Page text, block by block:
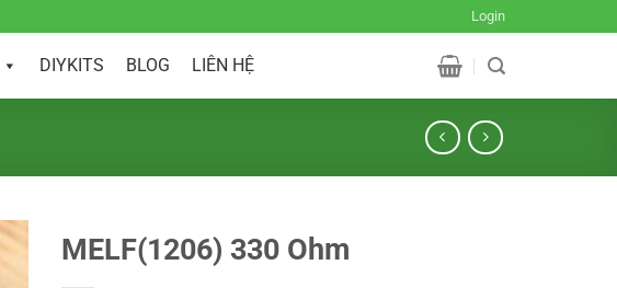
Login
DIYKITS BLOG LIÊN HỆ
MELF(1206) 330 Ohm